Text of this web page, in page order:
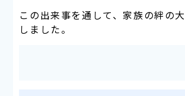
この出来事を通して、家族の絆の
しました。